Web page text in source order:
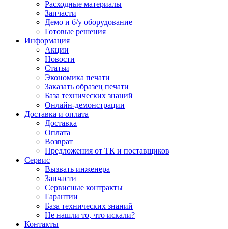
Расходные материалы
Запчасти
Демо и б/у оборудование
Готовые решения
Информация
Акции
Новости
Статьи
Экономика печати
Заказать образец печати
База технических знаний
Онлайн-демонстрации
Доставка и оплата
Доставка
Оплата
Возврат
Предложения от ТК и поставщиков
Сервис
Вызвать инженера
Запчасти
Сервисные контракты
Гарантии
База технических знаний
Не нашли то, что искали?
Контакты